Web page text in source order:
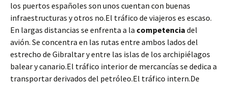
los puertos españoles son unos cuentan con buenas
infraestructuras y otros no.El tráfico de viajeros es escaso.
En largas distancias se enfrenta a la competencia del
avión. Se concentra en las rutas entre ambos lados del
estrecho de Gibraltar y entre las islas de los archipiélagos
balear y canario.El tráfico interior de mercancías se dedica a
transportar derivados del petróleo.El tráfico intern.De